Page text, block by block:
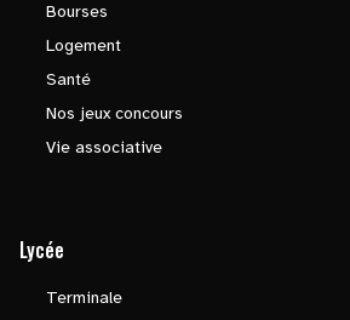
Bourses
Logement
Santé
Nos jeux concours
Vie associative
Lycée
Terminale